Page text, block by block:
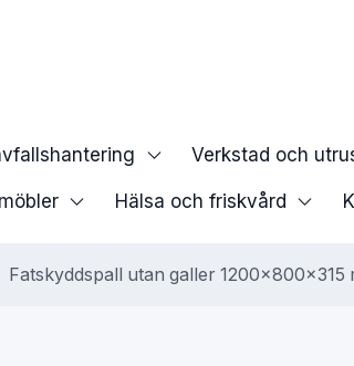
Verkstad och
Hälsa och friskvård
Fatskyddspall utan galler 1200x800x315